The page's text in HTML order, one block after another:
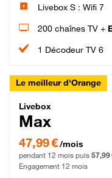
Livebox S : Wifi 7
200 chaînes TV +
1 Décodeur TV 6
Le meilleur d'Orange
Livebox Max
Livebox
Max
47,99 € par mois pendant
47,99 €/mois
pendant 12 mois puis 57,99
Engagement 12 mois